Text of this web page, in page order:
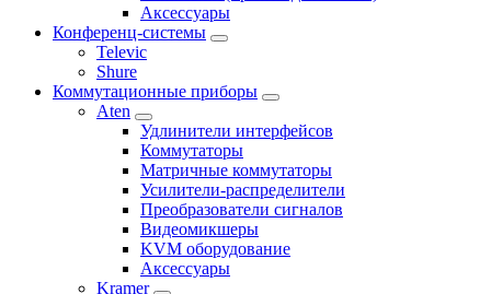
Аксессуары
Конференц-системы
Televic
Shure
Коммутационные приборы
Aten
Удлинители интерфейсов
Коммутаторы
Матричные коммутаторы
Усилители-распределители
Преобразователи сигналов
Видеомикшеры
KVM оборудование
Аксессуары
Kramer